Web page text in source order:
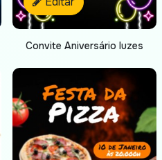
Convite Aniversário luzes